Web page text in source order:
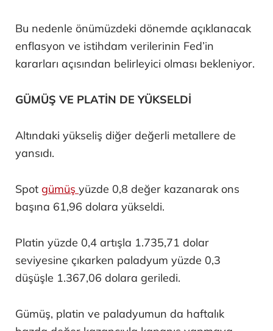
Bu nedenle önümüzdeki dönemde açıklanacak
enflasyon ve istihdam verilerinin Fed’in
kararları açısından belirleyici olması bekleniyor.
GÜMÜŞ VE PLATİN DE YÜKSELDİ
Altındaki yükseliş diğer değerli metallere de
yansıdı.
Spot gümüş yüzde 0,8 değer kazanarak ons
başına 61,96 dolara yükseldi.
Platin yüzde 0,4 artışla 1.735,71 dolar
seviyesine çıkarken paladyum yüzde 0,3
düşüşle 1.367,06 dolara geriledi.
Gümüş, platin ve paladyumun da haftalık